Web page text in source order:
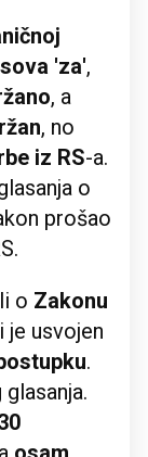
'za',
, a
, no
iz RS-a.
o
prošao
o Zakonu
je usvojen
.